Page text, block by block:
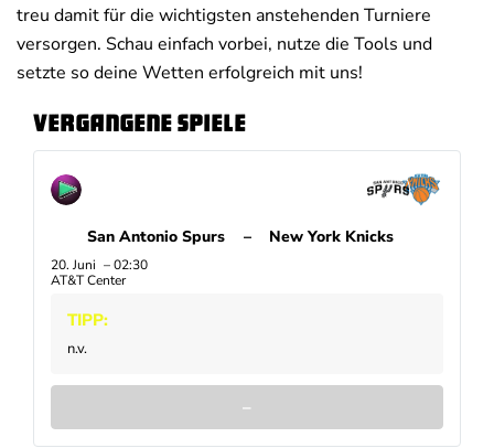
treu damit für die wichtigsten anstehenden Turniere
versorgen. Schau einfach vorbei, nutze die Tools und
setzte so deine Wetten erfolgreich mit uns!
Vergangene Spiele
San Antonio Spurs – New York Knicks
20. Juni
02:30
AT&T Center
TIPP:
n.v.
–